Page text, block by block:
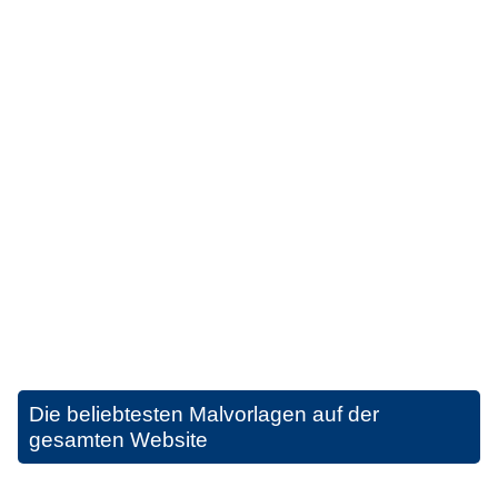
Die beliebtesten Malvorlagen auf der
gesamten Website